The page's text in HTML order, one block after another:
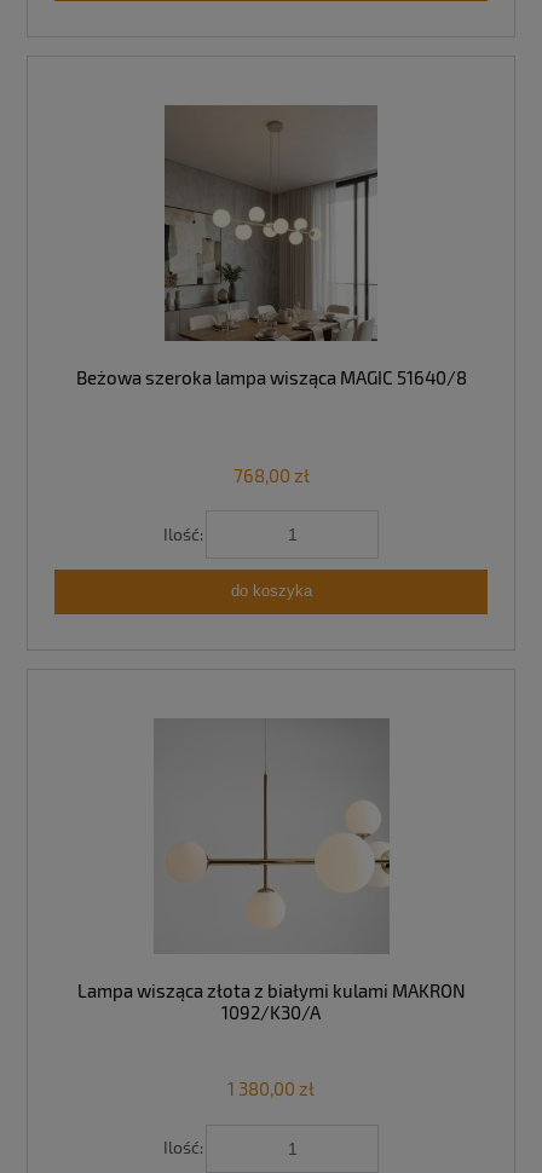
Beżowa szeroka lampa wisząca MAGIC 51640/8
768,00 zł
Ilość:
do koszyka
Lampa wisząca złota z białymi kulami MAKRON
1092/K30/A
1 380,00 zł
Ilość: